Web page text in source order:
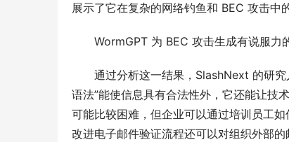
展示了它在复杂的网络钓鱼和 BEC 攻击中
WormGPT 为 BEC 攻击生成有说服力
通过分析这一结果，SlashNext 的研
语法”能使信息具有合法性外，它还能让技
可能比较困难，但企业可以通过培训员工
改进电子邮件验证流程还可以对组织外部